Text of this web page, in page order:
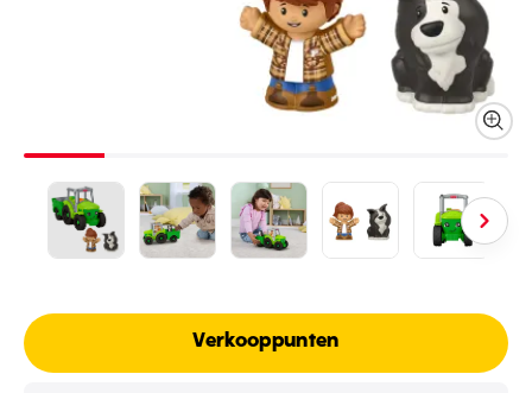
Verkooppunten